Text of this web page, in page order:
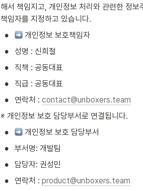
해서 책임지고, 개인정보 처리와 관련한 정
책임자를 지정하고 있습니다.
• 개인정보 보호책임자
• 성명 : 신희철
• 직책 : 공동대표
• 직급 : 공동대표
• 연락처 : contact@unboxers.team
※ 개인정보 보호 담당부서로 연결됩니다.
• 개인정보 보호 담당부서
• 부서명: 개발팀
• 담당자: 권성민
• 연락처 : product@unboxers.team